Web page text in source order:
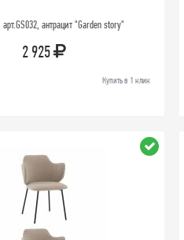
антрацит "Garden story"
2 925
Купить в 1 клик